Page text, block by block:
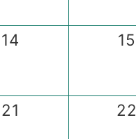
14 15
21 22